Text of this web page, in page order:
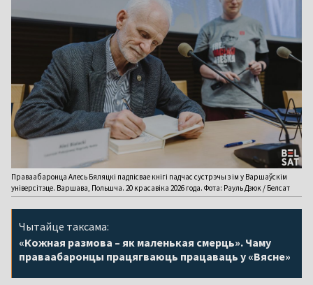
Праваабаронца Алесь Бяляцкі падпісвае кнігі падчас сустрэчы з ім у Варшаўскім
універсітэце. Варшава, Польшча. 20 красавіка 2026 года. Фота: Рауль Дзюк / Белсат
Чытайце таксама:
«Кожная размова – як маленькая смерць». Чаму
праваабаронцы працягваюць працаваць у «Вясне»